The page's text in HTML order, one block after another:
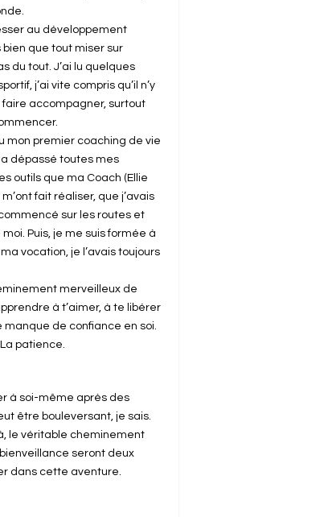
au développement
que tout miser sur
du tout. J’ai lu quelques
j’ai vite compris qu’il n’y
accompagner, surtout
mon premier coaching de vie
a dépassé toutes mes
outils que ma Coach (Ellie
fait réaliser, que j’avais
sur les routes et
Puis, je me suis formée à
vocation, je l’avais toujours
merveilleux de
à t’aimer, à te libérer
manque de confiance en soi.
La patience.
à soi-même après des
être bouleversant, je sais.
le véritable cheminement
seront deux
dans cette aventure.